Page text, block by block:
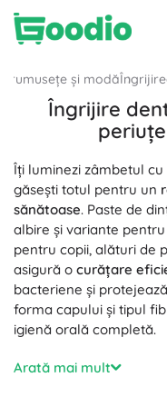
Frumusețe și modă
Îngrijire
Îți luminezi zâmbetul
găsești totul pentru un
sănătoase. Paste de
albire și variante
pentru copii, alături de
asigură o curățare
bacteriene și
forma capului și tipul
igienă orală completă.
Pentru îngrijirea
periuțe interdentare de
Arată mai mult